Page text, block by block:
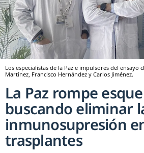
Los especialistas de la Paz e impulsores del ensayo
Martínez, Francisco Hernández y Carlos Jiménez.
La Paz rompe
buscando eliminar
inmunosupresión
trasplantes